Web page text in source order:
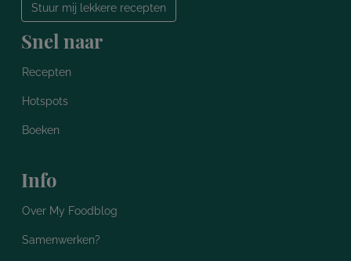
Stuur mij lekkere recepten
Snel naar
Recepten
Hotspots
Boeken
Info
Over My Foodblog
Samenwerken?